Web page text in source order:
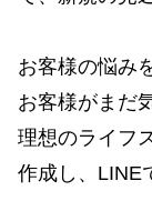
お客様の悩み
お客様がまだ
理想のライフ
作成し、LINE